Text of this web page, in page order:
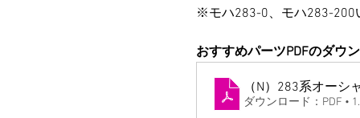
※モハ283-0、モハ283-200
おすすめパーツPDFのダウ
（N）283系オー
ダウンロード：PDF •